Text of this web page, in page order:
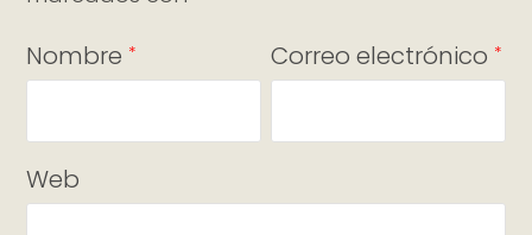
Nombre * Correo electrónico *
Web